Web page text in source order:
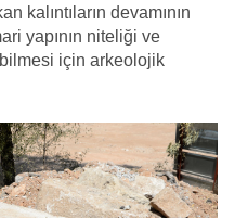
kalıntıların devamının
yapının niteliği ve
için arkeolojik